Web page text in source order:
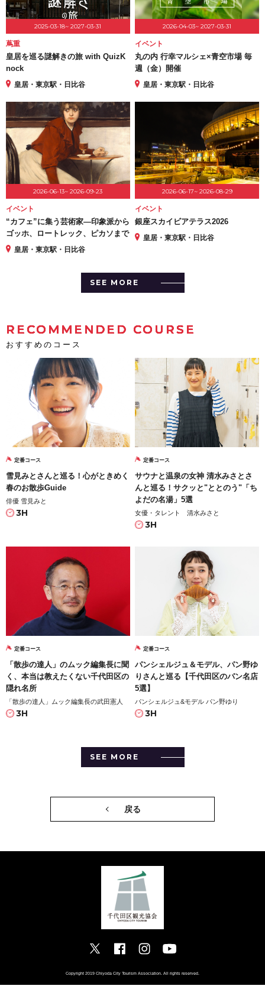
2025-03-18~ 2027-03-31
蔦重
皇居を巡る謎解きの旅 with QuizK
nock
皇居・東京駅・日比谷
2026-04-03~ 2027-03-31
イベント
丸の内 行幸マルシェ×青空市場 毎
週（金）開催
皇居・東京駅・日比谷
2026-06-13~ 2026-09-23
イベント
“カフェ”に集う芸術家―印象派から
ゴッホ、ロートレック、ピカソまで
皇居・東京駅・日比谷
2026-06-17~ 2026-08-29
イベント
銀座スカイビアテラス2026
皇居・東京駅・日比谷
SEE MORE
RECOMMENDED COURSE
おすすめのコース
定番コース
雪見みとさんと巡る！心がときめく
春のお散歩Guide
俳優 雪見みと
3H
定番コース
サウナと温泉の女神 清水みさとさ
んと巡る！サクッと"ととのう"「ち
よだの名湯」5選
女優・タレント 清水みさと
3H
定番コース
「散歩の達人」のムック編集長に聞
く、本当は教えたくない千代田区の
隠れ名所
「散歩の達人」ムック編集長の武田憲人
3H
定番コース
パンシェルジュ＆モデル、パン野ゆ
りさんと巡る【千代田区のパン名店
5選】
パンシェルジュ&モデル パン野ゆり
3H
SEE MORE
戻る
Copyright 2019 Chiyoda City Tourism Association. All rights reserved.